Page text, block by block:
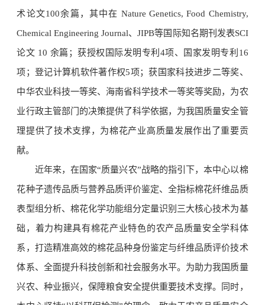
术论文100余篇，其中在 Nature Genetics, Food Chemistry,
Chemical Engineering Journal、JIPB等国际知名期刊发表SCI
论文 10 余篇；获授权国际发明专利4项、国家发明专利16
项；登记计算机软件著作权5项；获国家科技进步二等奖、
中华农业科技一等奖、海南省科学技术一等奖等奖励，为农
业行政主管部门的决策提供了科学依据，为我国质量安全管
理提供了技术支撑，为棉花产业高质量发展作出了重要贡
献。
近年来，在国家“质量兴农”战略的指引下，本中心以棉
花种子遗传品质与营养品质评价鉴定、全指标棉花纤维品质
表型组分析、棉花化学功能组分定量识别三大核心技术为基
础，着力构建具有棉花产业特色的农产品质量安全学科体
系，打造精准高效的棉花品种身份鉴定与纤维品质评价技术
体系、全面提升科技创新和社会服务水平。为助力我国质量
兴农、种业振兴，保障粮食安全提供重要技术支撑。同时，